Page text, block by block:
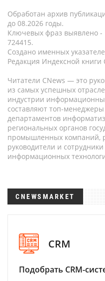
Обработан архив
до 08.2026 годы.
Ключевых фраз выявлено -
724415.
Создано именных
Редакция Индексной книги
Читатели CNews — это
из самых успешных
индустрии
составляют топ-
департаментов
региональных органов
промышленных компаний,
руководители и
информационных
CNEWSMARKET
CRM
Подобрать CRM-